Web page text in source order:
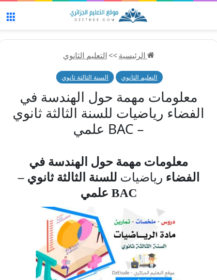
الرئيسية >>التعليم الثانوي
التعليم الثانوي السنة الثالثة ثانوي
معلومات مهمة حول الهندسة في
الفضاء رياضيات للسنة الثالثة ثانوي
– BAC علمي
معلومات مهمة حول الهندسة في
الفضاء رياضيات للسنة الثالثة ثانوي –
BAC علمي